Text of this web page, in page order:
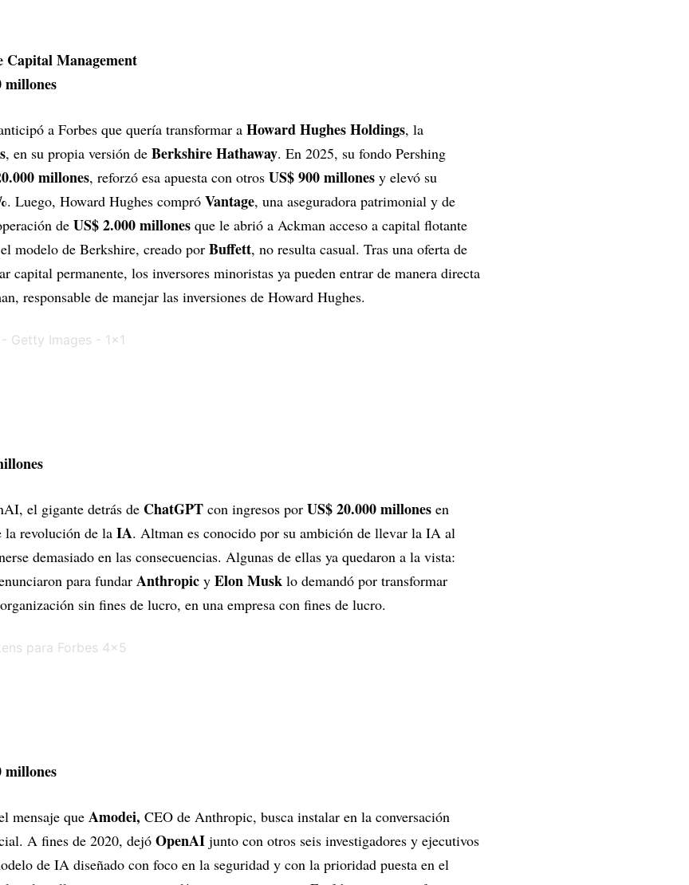
Capital Management
millones
a Forbes que quería transformar a Howard Hughes Holdings, la
, en su propia versión de Berkshire Hathaway. En 2025, su fondo Pershing
millones, reforzó esa apuesta con otros US$ 900 millones y elevó su
. Luego, Howard Hughes compró Vantage, una aseguradora patrimonial y de
de US$ 2.000 millones que le abrió a Ackman acceso a capital flotante
modelo de Berkshire, creado por Buffett, no resulta casual. Tras una oferta de
capital permanente, los inversores minoristas ya pueden entrar de manera directa
responsable de manejar las inversiones de Howard Hughes.
el gigante detrás de ChatGPT con ingresos por US$ 20.000 millones en
la revolución de la IA. Altman es conocido por su ambición de llevar la IA al
demasiado en las consecuencias. Algunas de ellas ya quedaron a la vista:
para fundar Anthropic y Elon Musk lo demandó por transformar
sin fines de lucro, en una empresa con fines de lucro.
millones
mensaje que Amodei, CEO de Anthropic, busca instalar en la conversación
A fines de 2020, dejó OpenAI junto con otros seis investigadores y ejecutivos
de IA diseñado con foco en la seguridad y con la prioridad puesta en el